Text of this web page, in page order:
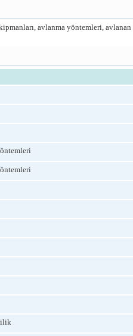
avlanma yöntemleri,